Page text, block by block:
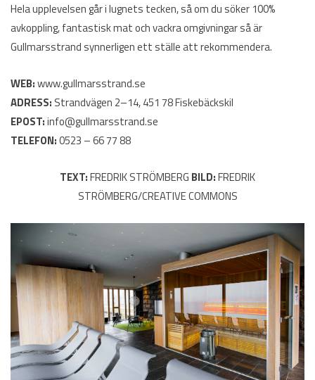
Hela upplevelsen går i lugnets tecken, så om du söker 100%
avkoppling, fantastisk mat och vackra omgivningar så är
Gullmarsstrand synnerligen ett ställe att rekommendera.
WEB:www.gullmarsstrand.se
ADRESS: Strandvägen 2–14, 451 78 Fiskebäckskil
EPOST:info@gullmarsstrand.se
TELEFON:0523 – 66 77 88
TEXT:FREDRIK STRÖMBERG BILD:FREDRIK
STRÖMBERG/CREATIVE COMMONS